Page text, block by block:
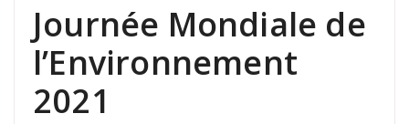
Journée Mondiale de
l’Environnement
2021